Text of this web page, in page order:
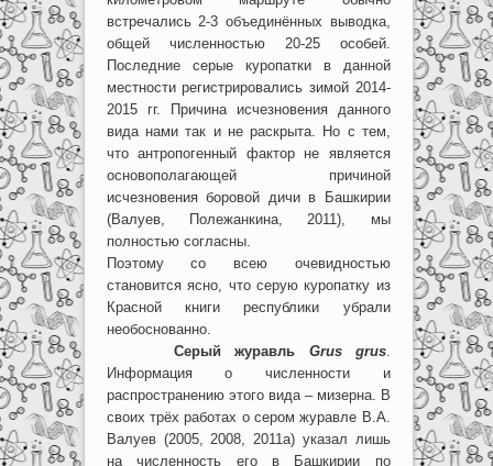
встречались 2-3 объединённых выводка,
общей численностью 20-25 особей.
Последние серые куропатки в данной
местности регистрировались зимой 2014-
2015 гг. Причина исчезновения данного
вида нами так и не раскрыта. Но с тем,
что антропогенный фактор не является
основополагающей причиной
исчезновения боровой дичи в Башкирии
(Валуев, Полежанкина, 2011), мы
полностью согласны.
Поэтому со всею очевидностью
становится ясно, что серую куропатку из
Красной книги республики убрали
необоснованно.
Серый журавль Grus grus.
Информация о численности и
распространению этого вида – мизерна. В
своих трёх работах о сером журавле В.А.
Валуев (2005, 2008, 2011а) указал лишь
на численность его в Башкирии по